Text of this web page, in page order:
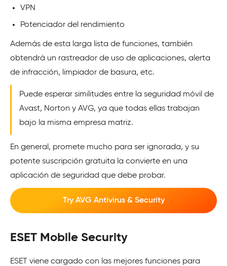
VPN
Potenciador del rendimiento
Además de esta larga lista de funciones, también
obtendrá un rastreador de uso de aplicaciones, alerta
de infracción, limpiador de basura, etc.
Puede esperar similitudes entre la seguridad móvil de
Avast, Norton y AVG, ya que todas ellas trabajan
bajo la misma empresa matriz.
En general, promete mucho para ser ignorada, y su
potente suscripción gratuita la convierte en una
aplicación de seguridad que debe probar.
Try AVG Antivirus & Security
ESET Mobile Security
ESET viene cargado con las mejores funciones para